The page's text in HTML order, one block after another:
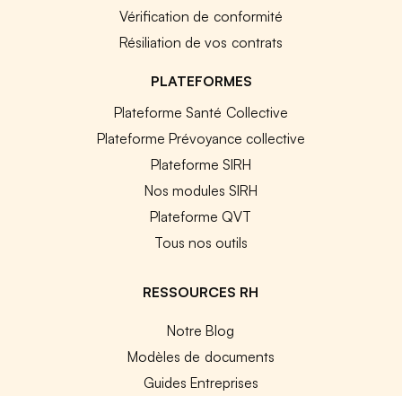
Vérification de conformité
Résiliation de vos contrats
PLATEFORMES
Plateforme Santé Collective
Plateforme Prévoyance collective
Plateforme SIRH
Nos modules SIRH
Plateforme QVT
Tous nos outils
RESSOURCES RH
Notre Blog
Modèles de documents
Guides Entreprises